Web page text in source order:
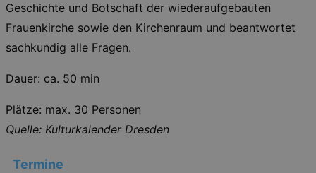
Geschichte und Botschaft der wiederaufgebauten
Frauenkirche sowie den Kirchenraum und beantwortet
sachkundig alle Fragen.
Dauer: ca. 50 min
Plätze: max. 30 Personen
Quelle: Kulturkalender Dresden
Termine